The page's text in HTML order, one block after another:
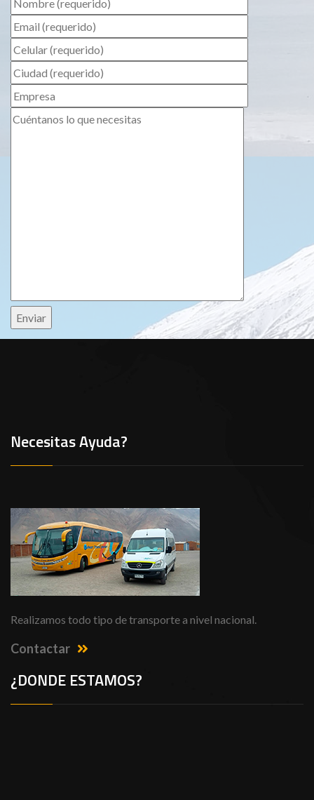
Necesitas Ayuda?
Realizamos todo tipo de transporte a nivel nacional.
Contactar
¿DONDE ESTAMOS?